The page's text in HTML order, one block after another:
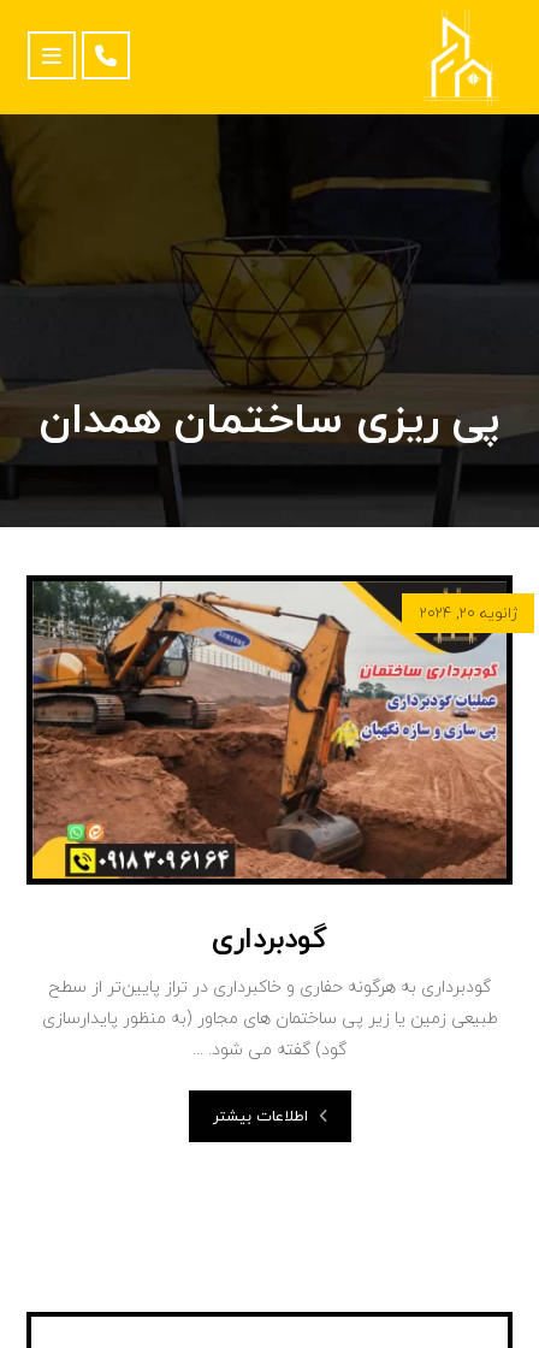
پی ریزی ساختمان همدان
گودبرداری
ژانویه ۲۰, ۲۰۲۴
گودبرداری به هرگونه حفاری و خاکبرداری در تراز پایین‌تر از سطح
طبیعی زمین یا زیر پی ساختمان های مجاور (به منظور پایدارسازی
گود) گفته می شود. ...
اطلاعات بیشتر